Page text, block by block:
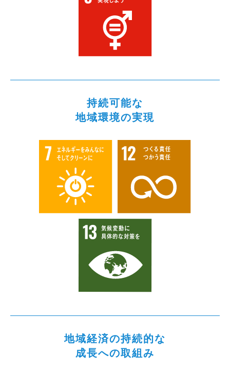
持続可能な
地域環境の実現
地域経済の持続的な
成長への取組み